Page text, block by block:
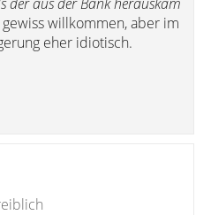
willkommen, aber im
eher idiotisch.